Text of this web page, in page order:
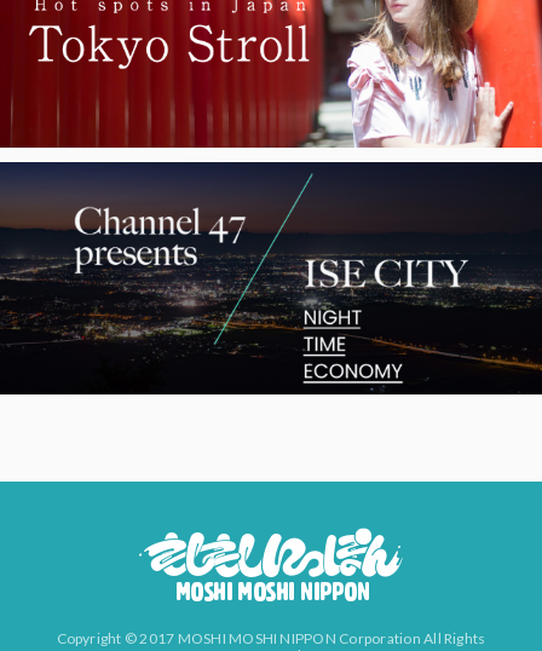
Copyright © 2017 MOSHI MOSHI NIPPON Corporation All Rights